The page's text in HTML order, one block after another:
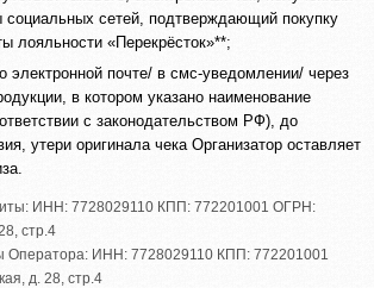
сетей, подтверждающий покупку
лояльности «Перекрёсток»**;
электронной почте/ в смс-уведомлении/ через
в котором указано наименование
с законодательством РФ), до
утери оригинала чека Организатор оставляет
ИНН: 7728029110 КПП: 772201001 ОГРН:
, стр.4
ИНН: 7728029110 КПП: 772201001
, д. 28, стр.4